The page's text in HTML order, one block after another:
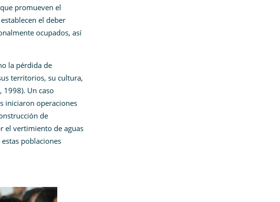
promueven el
el deber
ocupados, así
la pérdida de
territorios, su cultura,
1998). Un caso
iniciaron operaciones
de
el vertimiento de aguas
poblaciones